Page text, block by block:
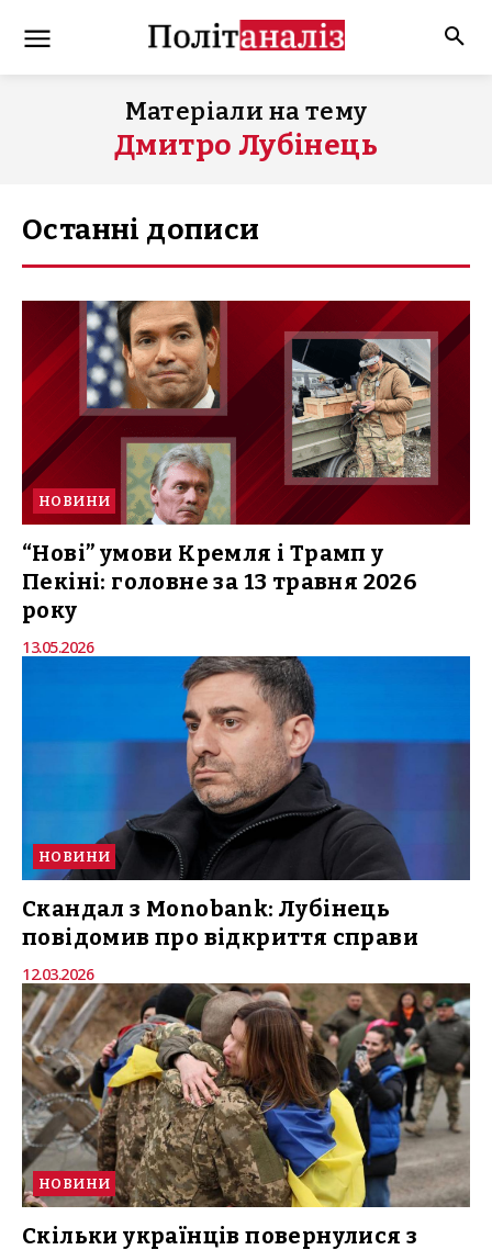
Матеріали на тему
Дмитро Лубінець
Останні дописи
НОВИНИ
“Нові” умови Кремля і Трамп у
Пекіні: головне за 13 травня 2026
року
13.05.2026
НОВИНИ
Скандал з Monobank: Лубінець
повідомив про відкриття справи
12.03.2026
НОВИНИ
Скільки українців повернулися з